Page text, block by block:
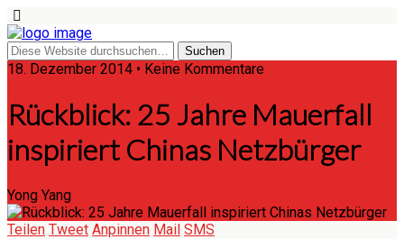
18. Dezember 2014 • Keine Kommentare
Rückblick: 25 Jahre Mauerfall
inspiriert Chinas Netzbürger
Yong Yang
Teilen Tweet Anpinnen Mail SMS